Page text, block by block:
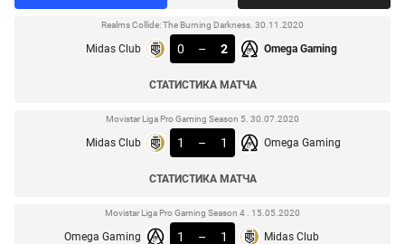
Realms Collide: The Burning Darkness. 30.11.2020
Midas Club 0 – 2 Omega Gaming
СТАТИСТИКА МАТЧА
Movistar Liga Pro Gaming Season 5. 30.07.2020
Midas Club 1 – 1 Omega Gaming
СТАТИСТИКА МАТЧА
Movistar Liga Pro Gaming Season 4 . 15.05.2020
Omega Gaming 1 – 1 Midas Club